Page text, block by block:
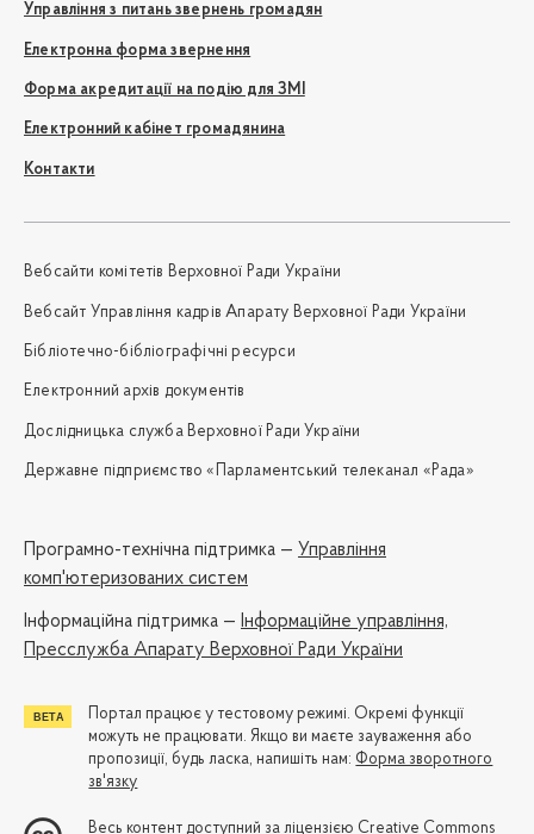
Управління з питань звернень громадян
Електронна форма звернення
Форма акредитації на подію для ЗМІ
Електронний кабінет громадянина
Контакти
Вебсайти комітетів Верховної Ради України
Вебсайт Управління кадрів Апарату Верховної Ради України
Бібліотечно-бібліографічні ресурси
Електронний архів документів
Дослідницька служба Верховної Ради України
Державне підприємство «Парламентський телеканал «Рада»
Програмно-технічна підтримка — Управління
комп'ютеризованих систем
Iнформаційна підтримка — Інформаційне управління,
Пресслужба Апарату Верховної Ради України
Портал працює у тестовому режимі. Окремі функції
можуть не працювати. Якщо ви маєте зауваження або
пропозиції, будь ласка, напишіть нам: Форма зворотного
зв'язку
Весь контент доступний за ліцензією Creative Commons